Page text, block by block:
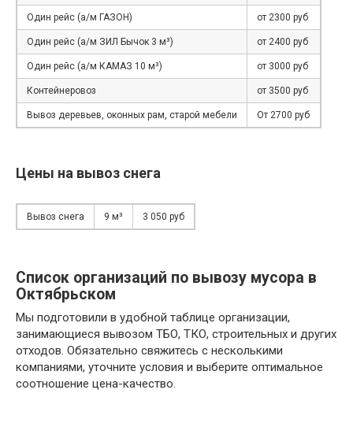
Один рейс (а/м ГАЗОН) от 2300 руб
Один рейс (а/м ЗИЛ Бычок 3 м³) от 2400 руб
Один рейс (а/м КАМАЗ 10 м³) от 3000 руб
Контейнеровоз от 3500 руб
Вывоз деревьев, оконных рам, старой мебели От 2700 руб
Цены на вывоз снега
Вывоз снега 9 м³ 3 050 руб
Список организаций по вывозу мусора в
Октябрьском
Мы подготовили в удобной таблице организации,
занимающиеся вывозом ТБО, ТКО, строительных и других
отходов. Обязательно свяжитесь с несколькими
компаниями, уточните условия и выберите оптимальное
соотношение цена-качество.